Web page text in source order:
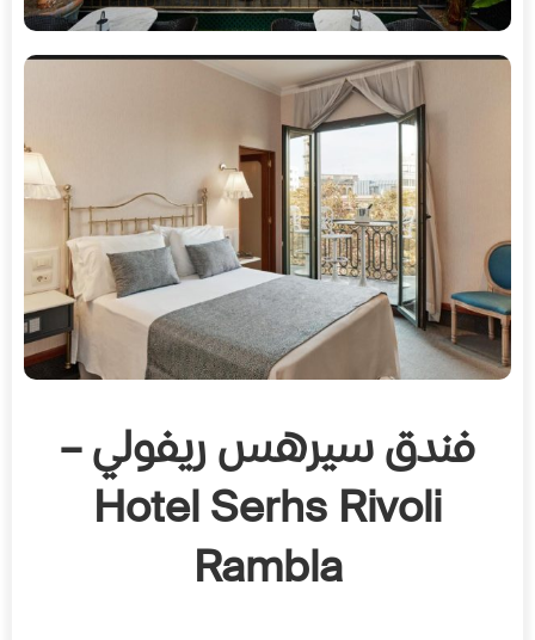
فندق سيرهس ريفولي –
Hotel Serhs Rivoli
Rambla